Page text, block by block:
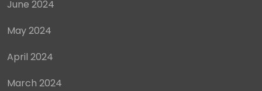
June 2024
May 2024
April 2024
March 2024